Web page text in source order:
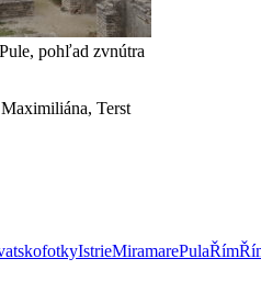
pohľad zvnútra
Terst
fotkyIstrieMiramarePulaŘím